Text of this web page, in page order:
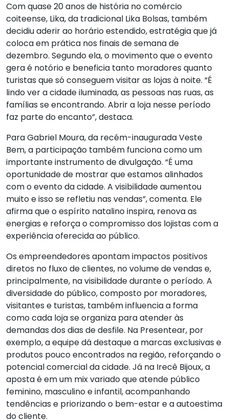
Com quase 20 anos de história no comércio
coiteense, Lika, da tradicional Lika Bolsas, também
decidiu aderir ao horário estendido, estratégia que já
coloca em prática nos finais de semana de
dezembro. Segundo ela, o movimento que o evento
gera é notório e beneficia tanto moradores quanto
turistas que só conseguem visitar as lojas à noite. “É
lindo ver a cidade iluminada, as pessoas nas ruas, as
famílias se encontrando. Abrir a loja nesse período
faz parte do encanto”, destaca.
Para Gabriel Moura, da recém-inaugurada Veste
Bem, a participação também funciona como um
importante instrumento de divulgação. “É uma
oportunidade de mostrar que estamos alinhados
com o evento da cidade. A visibilidade aumentou
muito e isso se refletiu nas vendas”, comenta. Ele
afirma que o espírito natalino inspira, renova as
energias e reforça o compromisso dos lojistas com a
experiência oferecida ao público.
Os empreendedores apontam impactos positivos
diretos no fluxo de clientes, no volume de vendas e,
principalmente, na visibilidade durante o período. A
diversidade do público, composto por moradores,
visitantes e turistas, também influencia a forma
como cada loja se organiza para atender às
demandas dos dias de desfile. Na Presentear, por
exemplo, a equipe dá destaque a marcas exclusivas e
produtos pouco encontrados na região, reforçando o
potencial comercial da cidade. Já na Irecê Bijoux, a
aposta é em um mix variado que atende público
feminino, masculino e infantil, acompanhando
tendências e priorizando o bem-estar e a autoestima
do cliente.